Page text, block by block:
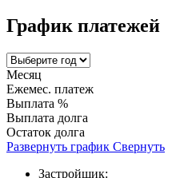
График платежей
Месяц
Ежемес. платеж
Выплата %
Выплата долга
Остаток долга
Развернуть график Свернуть
Застройщик: